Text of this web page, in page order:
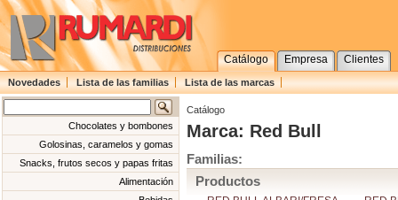
Catálogo Empresa Clientes
Novedades Lista de las familias Lista de las marcas
Catálogo
Marca: Red Bull
Familias:
Productos
Chocolates y bombones
Golosinas, caramelos y gomas
Snacks, frutos secos y papas fritas
Alimentación